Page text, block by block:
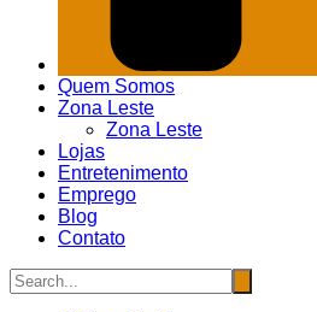
Quem Somos
Zona Leste
Zona Leste
Lojas
Entretenimento
Emprego
Blog
Contato